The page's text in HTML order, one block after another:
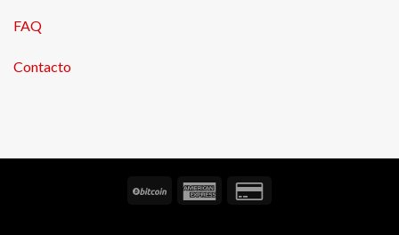
FAQ
Contacto